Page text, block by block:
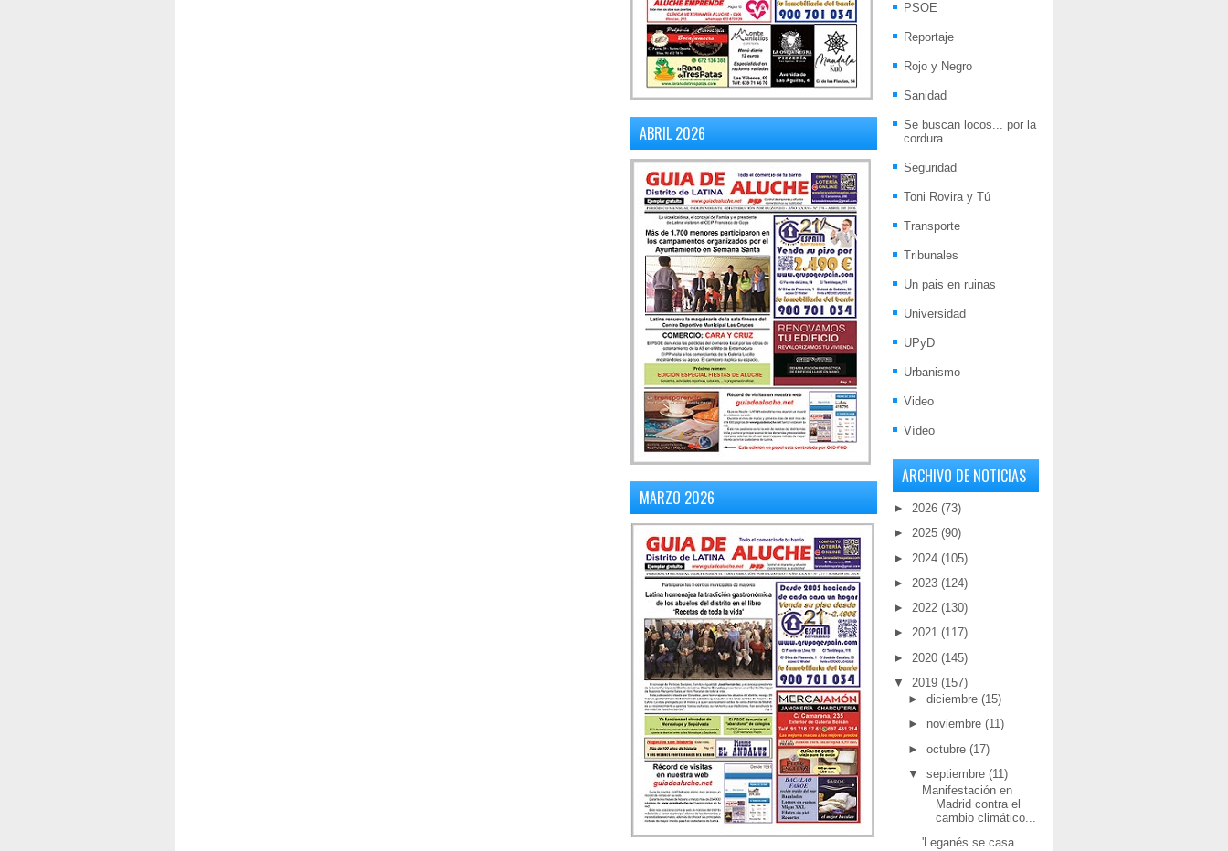
ABRIL 2026
MARZO 2026
PSOE
Reportaje
Rojo y Negro
Sanidad
Se buscan locos... por la
cordura
Seguridad
Toni Rovira y Tú
Transporte
Tribunales
Un pais en ruinas
Universidad
UPyD
Urbanismo
Video
Vídeo
ARCHIVO DE NOTICIAS
► 2026 (73)
► 2025 (90)
► 2024 (105)
► 2023 (124)
► 2022 (130)
► 2021 (117)
► 2020 (145)
▼
2019 (157)
► diciembre (15)
► noviembre (11)
► octubre (17)
▼
septiembre (11)
Manifestación en
Madrid contra el
cambio climático...
'Leganés se casa